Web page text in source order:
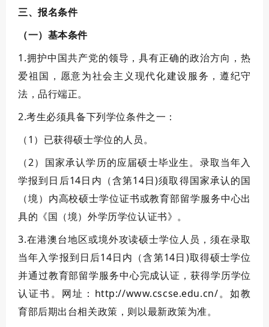
三、报名条件
（一）基本条件
1.拥护中国共产党的领导，具有正确的政治方向，热
爱祖国，愿意为社会主义现代化建设服务，遵纪守
法，品行端正。
2.考生必须具备下列学位条件之一：
（1）已获得硕士学位的人员。
（2）国家承认学历的应届硕士毕业生。录取当年入
学报到日后14日内（含第14日)须取得国家承认的国
（境）内高校硕士学位证书或教育部留学服务中心出
具的《国（境）外学历学位认证书》。
3.在港澳台地区或境外攻读硕士学位人员，须在录取
当年入学报到日后14日内（含第14日)取得硕士学位
并通过教育部留学服务中心完成认证，获得学历学位
认证书。网址： http://www.cscse.edu.cn/。如教
育部后期出台相关政策，则以最新政策为准。